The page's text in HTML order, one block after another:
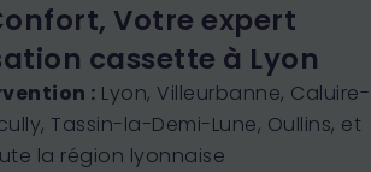
Votre expert
cassette à Lyon
: Lyon, Villeurbanne, Caluire-
Tassin-la-Demi-Lune, Oullins, et
la région lyonnaise